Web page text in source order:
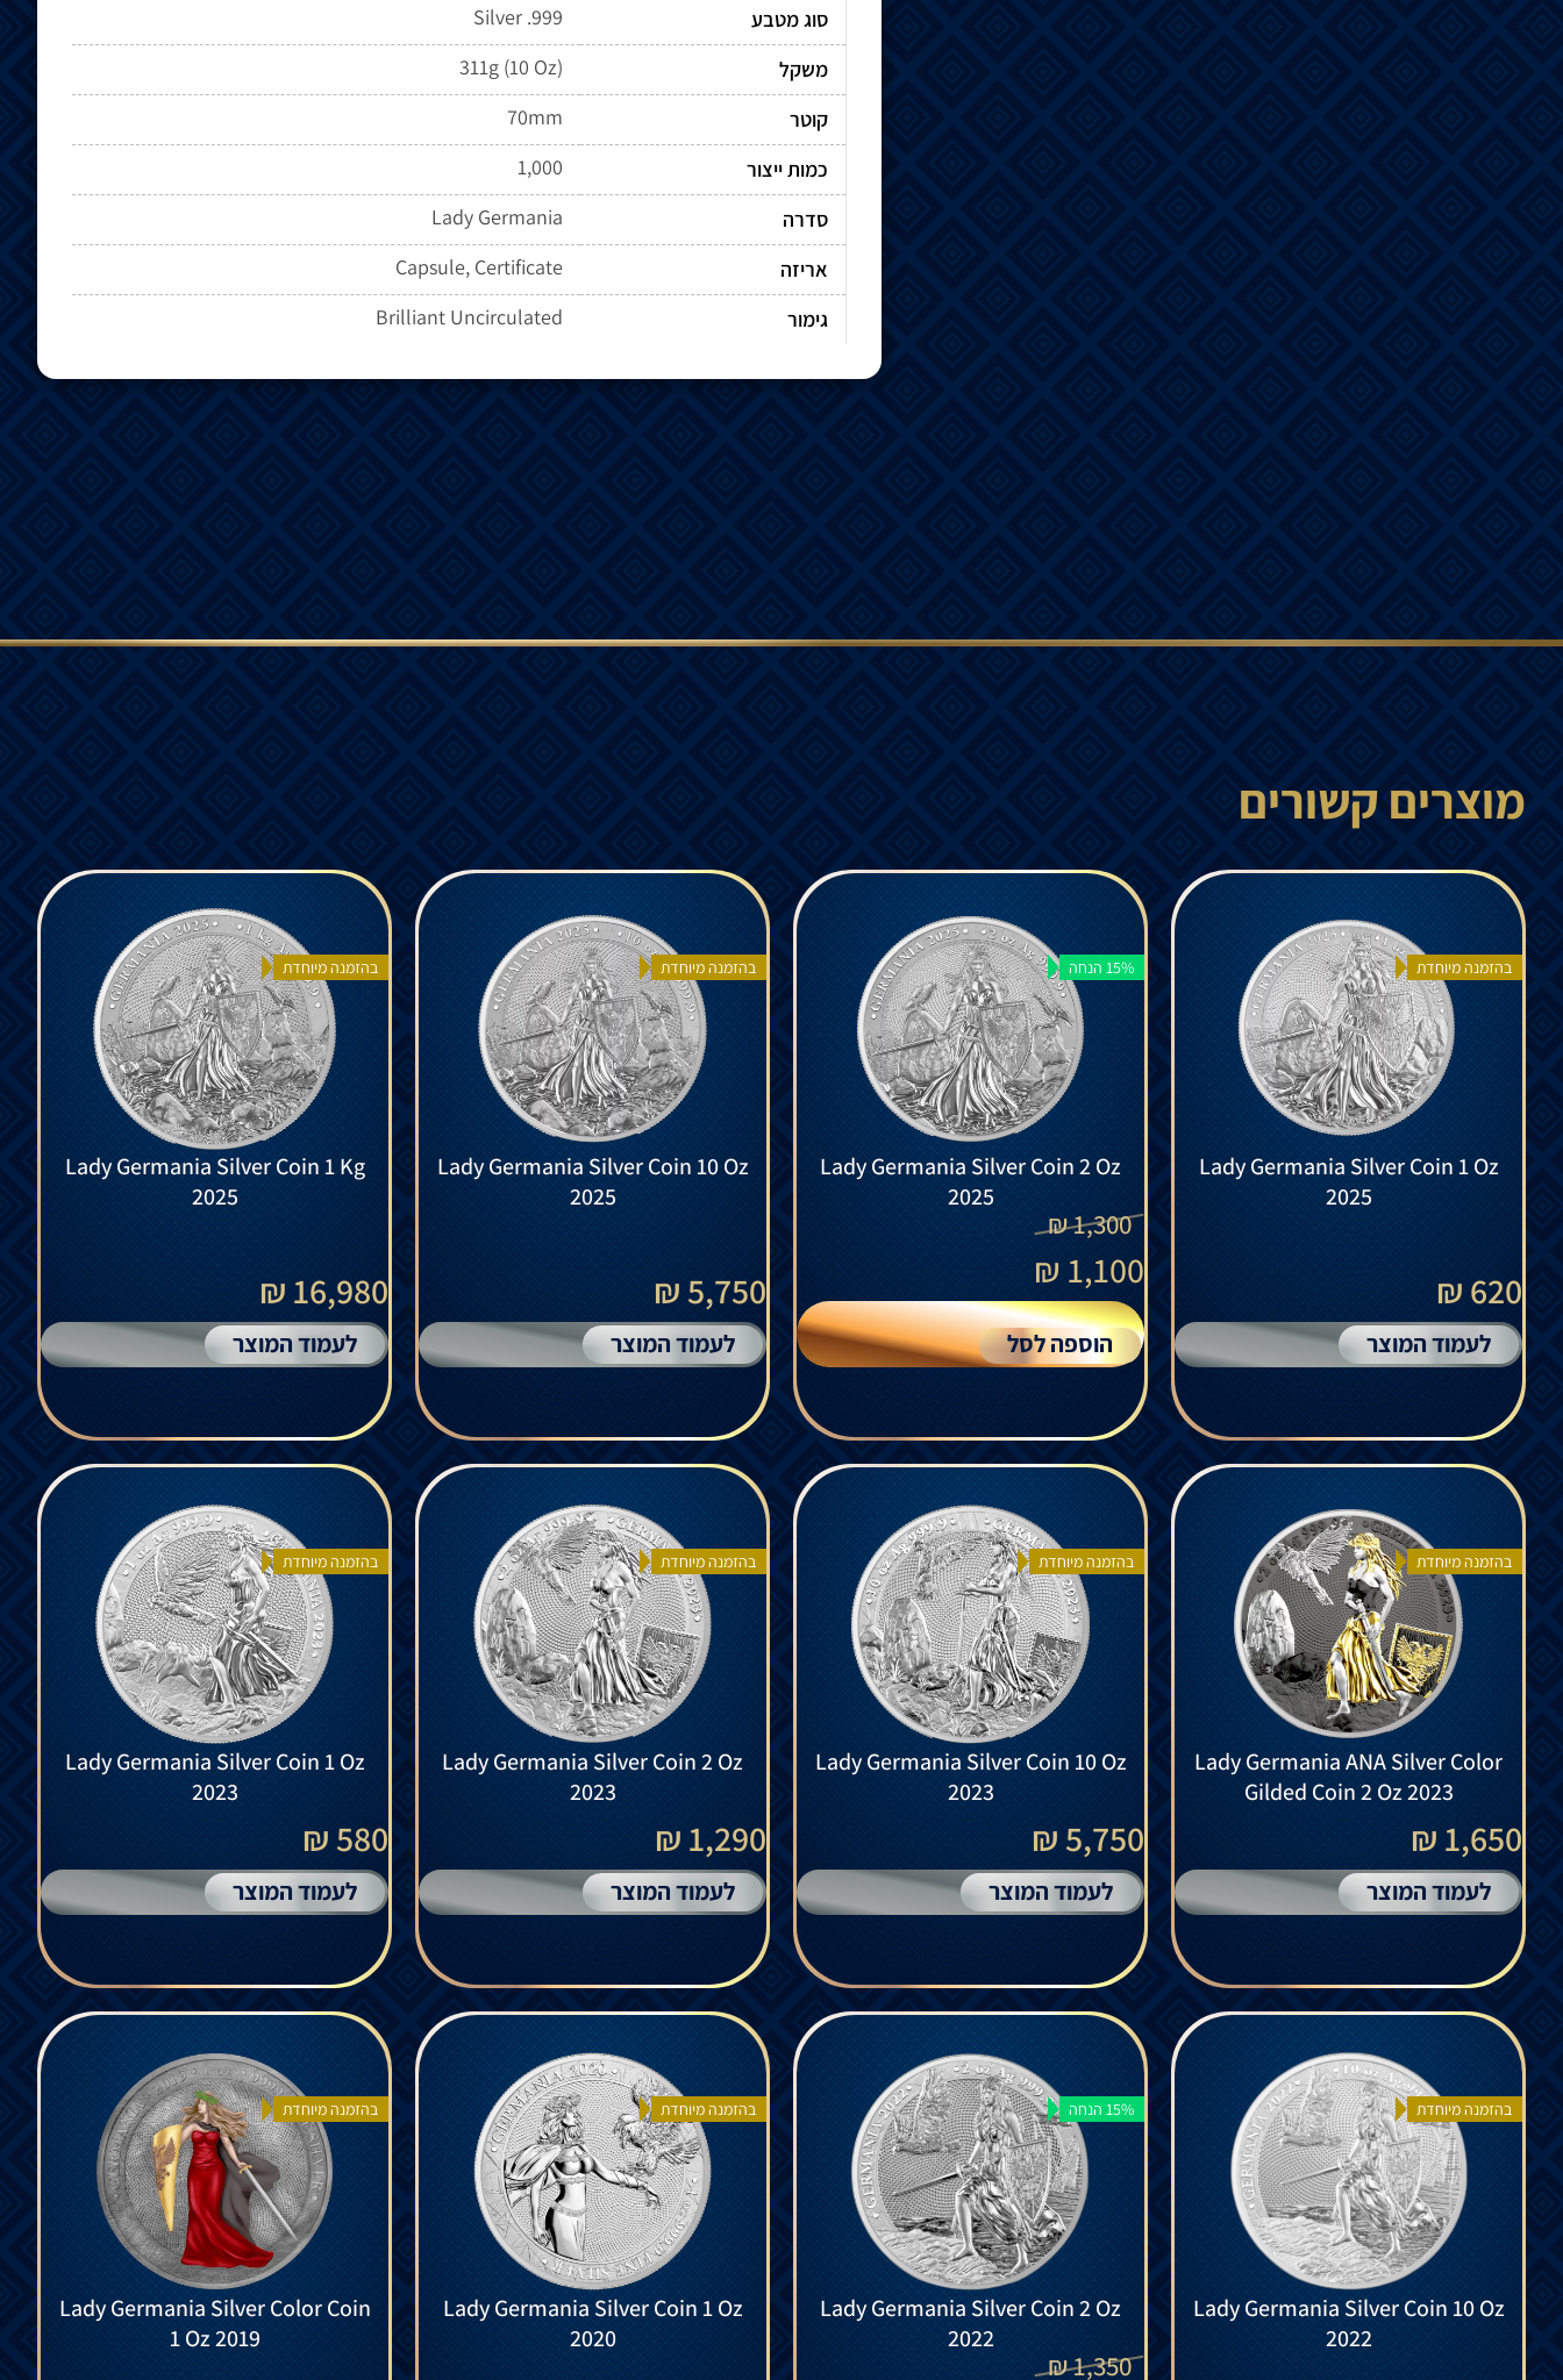
סוג מטבע
Silver .999
משקל
311g (10 Oz)
קוטר
70mm
כמות ייצור
1,000
סדרה
Lady Germania
אריזה
Capsule, Certificate
גימור
Brilliant Uncirculated
מוצרים קשורים
בהזמנה מיוחדת
Lady Germania Silver Coin 1 Oz
2025
620 ₪
לעמוד המוצר
15% הנחה
Lady Germania Silver Coin 2 Oz
2025
1,300
₪
1,100
₪
הוספה לסל
בהזמנה מיוחדת
Lady Germania Silver Coin 10 Oz
2025
5,750 ₪
לעמוד המוצר
בהזמנה מיוחדת
Lady Germania Silver Coin 1 Kg
2025
16,980 ₪
לעמוד המוצר
בהזמנה מיוחדת
Lady Germania ANA Silver Color
Gilded Coin 2 Oz 2023
1,650 ₪
לעמוד המוצר
בהזמנה מיוחדת
Lady Germania Silver Coin 10 Oz
2023
5,750 ₪
לעמוד המוצר
בהזמנה מיוחדת
Lady Germania Silver Coin 2 Oz
2023
1,290 ₪
לעמוד המוצר
בהזמנה מיוחדת
Lady Germania Silver Coin 1 Oz
2023
580 ₪
לעמוד המוצר
בהזמנה מיוחדת
Lady Germania Silver Coin 10 Oz
2022
15% הנחה
Lady Germania Silver Coin 2 Oz
2022
1,350
₪
בהזמנה מיוחדת
Lady Germania Silver Coin 1 Oz
2020
בהזמנה מיוחדת
Lady Germania Silver Color Coin
1 Oz 2019